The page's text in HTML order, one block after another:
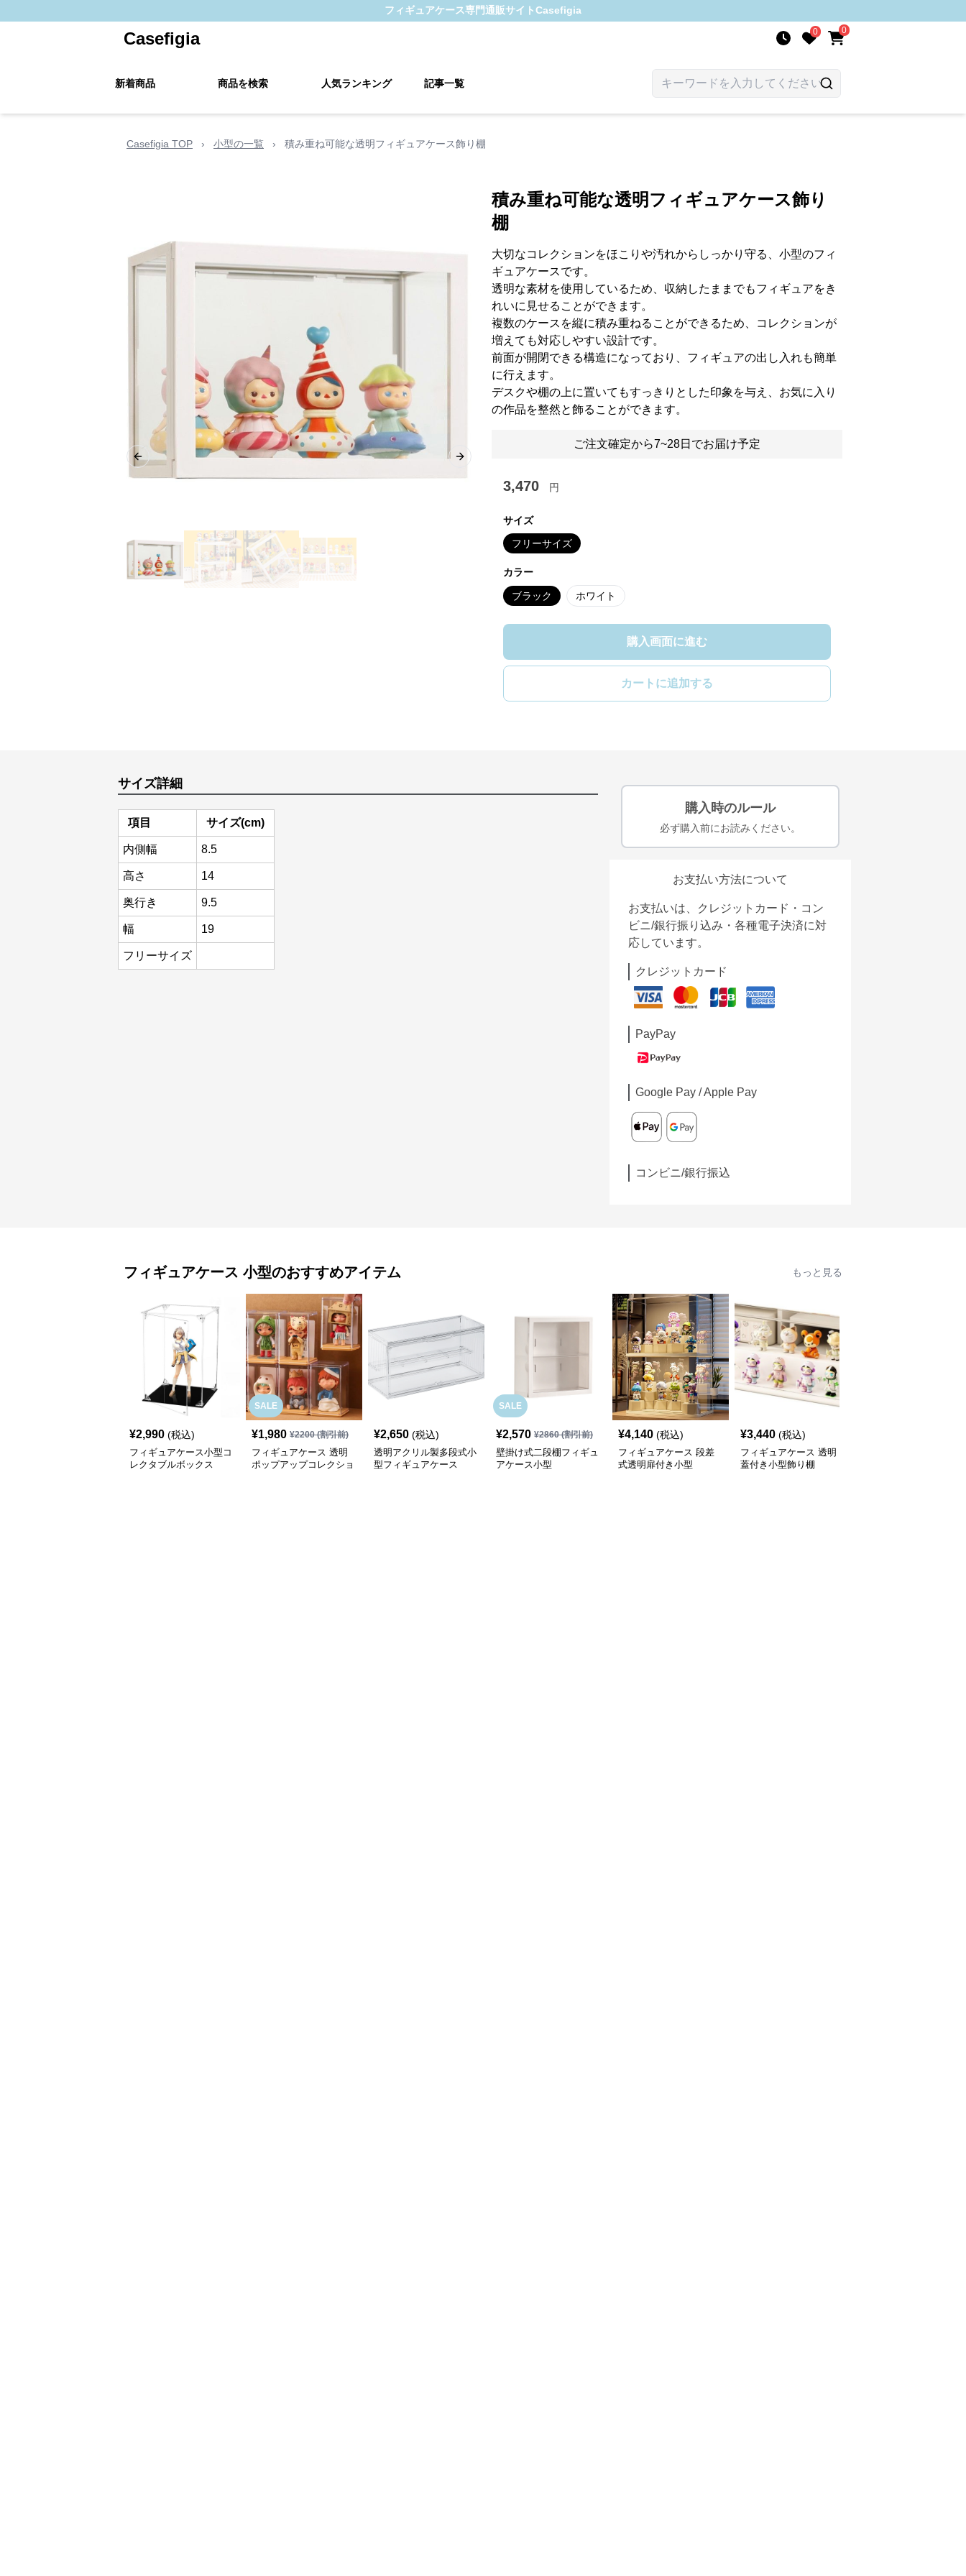
フィギュアケース専門通販サイトCasefigia
Casefigia 0 0
新着商品 商品を検索 人気ランキング 記事一覧
Casefigia TOP › 小型の一覧 › 積み重ね可能な透明フィギュアケース飾り棚
Previous slide Next slide
積み重ね可能な透明フィギュアケース飾り
棚
大切なコレクションをほこりや汚れからしっかり守る、小型のフィ
ギュアケースです。
透明な素材を使用しているため、収納したままでもフィギュアをき
れいに見せることができます。
複数のケースを縦に積み重ねることができるため、コレクションが
増えても対応しやすい設計です。
前面が開閉できる構造になっており、フィギュアの出し入れも簡単
に行えます。
デスクや棚の上に置いてもすっきりとした印象を与え、お気に入り
の作品を整然と飾ることができます。
ご注文確定から7~28日でお届け予定
3,470 円
サイズ
フリーサイズ
カラー
ブラック ホワイト
購入画面に進む
カートに追加する
サイズ詳細
項目 サイズ(cm)
内側幅 8.5
高さ 14
奥行き 9.5
幅 19
フリーサイズ
購入時のルール
必ず購入前にお読みください。
お支払い方法について
お支払いは、クレジットカード・コン
ビニ/銀行振り込み・各種電子決済に対
応しています。
クレジットカード
PayPay
Google Pay / Apple Pay
コンビニ/銀行振込
フィギュアケース 小型のおすすめアイテム もっと見る
¥2,990 (税込)
フィギュアケース小型コ
レクタブルボックス
SALE
¥1,980 ¥2200(割引前)
フィギュアケース 透明
ポップアップコレクショ
¥2,650 (税込)
透明アクリル製多段式小
型フィギュアケース
SALE
¥2,570 ¥2860(割引前)
壁掛け式二段棚フィギュ
アケース小型
¥4,140 (税込)
フィギュアケース 段差
式透明扉付き小型
¥3,440 (税込)
フィギュアケース 透明
蓋付き小型飾り棚